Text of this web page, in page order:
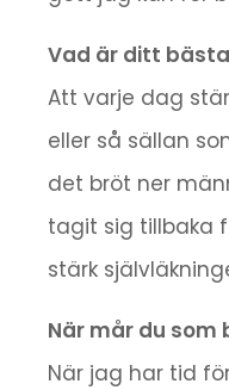
Vad är ditt
Att varje dag
eller så sällan
det bröt ner
tagit sig tillbaka
stärk
När mår du som
När jag har tid